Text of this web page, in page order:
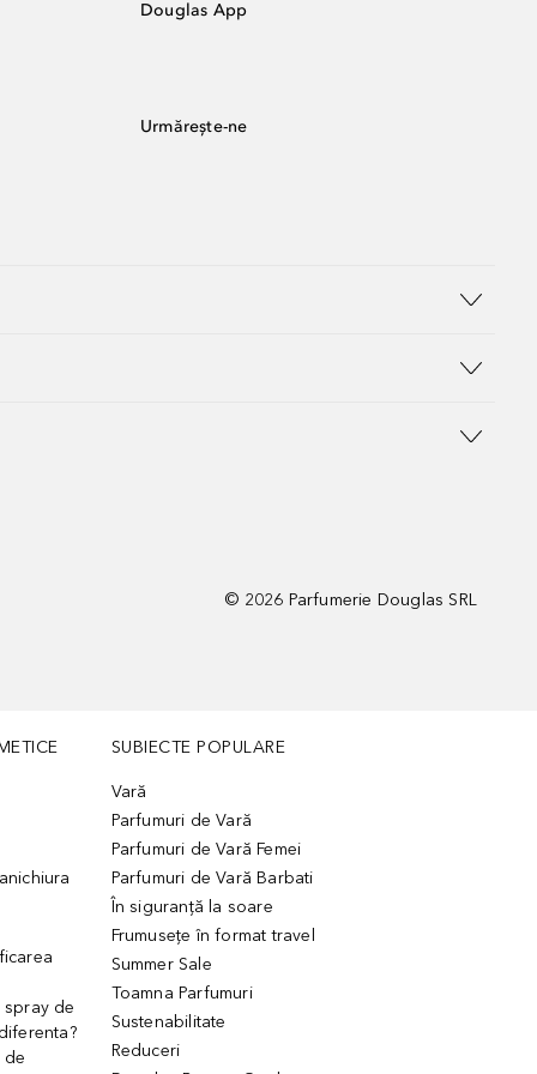
Douglas App
Urmărește-ne
© 2026 Parfumerie Douglas SRL
spray de
de
SUBIECTE POPULARE
Vară
Parfumuri de Vară
Parfumuri de Vară Femei
Parfumuri de Vară Barbati
În siguranță la soare
Frumusețe în format travel
Summer Sale
Toamna Parfumuri
Sustenabilitate
Reduceri